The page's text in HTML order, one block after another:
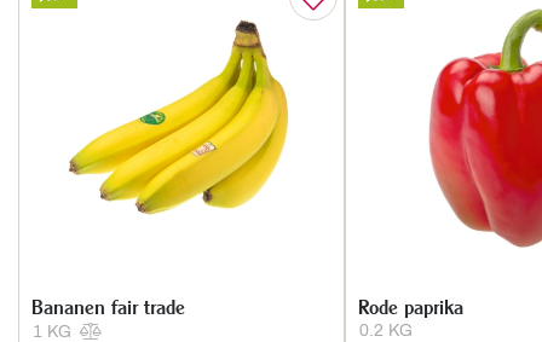
1 KG
Bananen fair trade
0.2 KG
Rode paprika